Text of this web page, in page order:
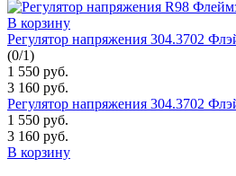
В корзину
Регулятор напряжения 304.3702
(0/1)
1 550 руб.
3 160 руб.
Регулятор напряжения 304.3702
1 550 руб.
3 160 руб.
В корзину